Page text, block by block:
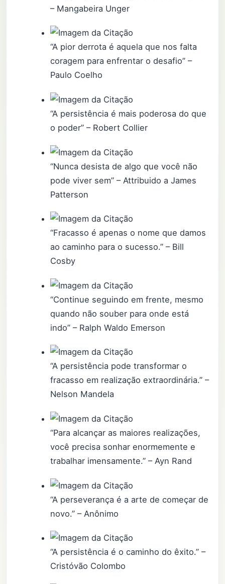
– Mangabeira Unger
“A pior derrota é aquela que nos falta
coragem para enfrentar o desafio” –
Paulo Coelho
“A persistência é mais poderosa do que
o poder” – Robert Collier
“Nunca desista de algo que você não
pode viver sem” – Attribuido a ​​James
Patterson
“Fracasso é apenas o nome que damos
ao caminho para o sucesso.” – Bill
Cosby
“Continue seguindo em frente, mesmo
quando não souber para onde está
indo” – Ralph Waldo Emerson
“A persistência pode transformar o
fracasso em realização extraordinária.” –
Nelson Mandela
“Para alcançar as maiores realizações,
você precisa sonhar enormemente e
trabalhar imensamente.” – Ayn Rand
“A perseverança é a arte de começar de
novo.” – Anônimo
“A persistência é o caminho do êxito.” –
Cristóvão Colombo